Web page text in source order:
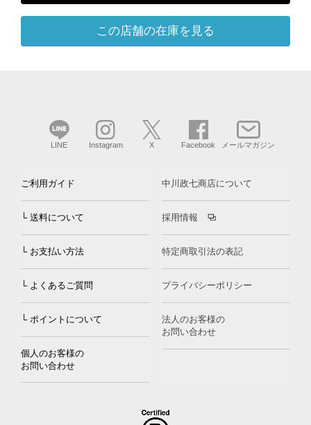
この店舗の在庫を見る
LINE Instagram X Facebook メールマガジン
ご利用ガイド
└ 送料について
└ お支払い方法
└ よくあるご質問
└ ポイントについて
個人のお客様の
お問い合わせ
中川政七商店について
採用情報
特定商取引法の表記
プライバシーポリシー
法人のお客様の
お問い合わせ